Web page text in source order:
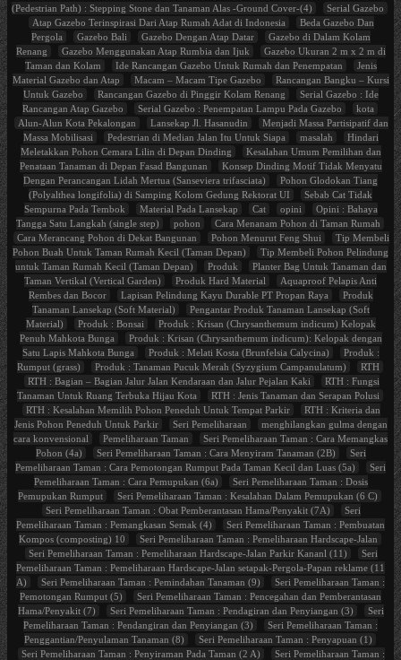
(Pedestrian Path) : Stepping Stone dan Tanaman Alas -Ground Cover-(4)
Serial Gazebo
Atap Gazebo Terinspirasi Dari Atap Rumah Adat di Indonesia
Beda Gazebo Dan
Pergola
Gazebo Bali Gazebo Dengan Atap Datar
Gazebo di Dalam Kolam
Renang
Gazebo Menggunakan Atap Rumbia dan Ijuk
Gazebo Ukuran 2 m x 2 m di
Taman dan Kolam
Ide Rancangan Gazebo Untuk Rumah dan Penempatan
Jenis
Material Gazebo dan Atap
Macam – Macam Tipe Gazebo
Rancangan Bangku – Kursi
Untuk Gazebo
Rancangan Gazebo di Pinggir Kolam Renang
Serial Gazebo : Ide
Rancangan Atap Gazebo
Serial Gazebo : Penempatan Lampu Pada Gazebo
kota
Alun-Alun Kota Pekalongan
Lansekap Jl. Hasanudin
Menjadi Massa Partisipatif dan
Massa Mobilisasi
Pedestrian di Median Jalan Itu Untuk Siapa masalah
Hindari
Meletakkan Pohon Cemara Lilin di Depan Dinding
Kesalahan Umum Pemilihan dan
Penataan Tanaman di Depan Fasad Bangunan
Konsep Dinding Motif Tidak Menyatu
Dengan Perancangan Lidah Mertua (Sanseviera trifasciata)
Pohon Glodokan Tiang
(Polyalthea longifolia) di Samping Kolom Gedung Rektorat UI
Sebab Cat Tidak
Sempurna Pada Tembok
Material Pada Lansekap Cat opini
Opini : Bahaya
Tangga Satu Langkah (single step)
pohon
Cara Menanam Pohon di Taman Rumah
Cara Merancang Pohon di Dekat Bangunan
Pohon Menurut Feng Shui
Tip Membeli
Pohon Buah Untuk Taman Rumah Kecil (Taman Depan)
Tip Membeli Pohon Pelindung
untuk Taman Rumah Kecil (Taman Depan)
Produk
Planter Bag Untuk Tanaman dan
Taman Vertikal (Vertical Garden)
Produk Hard Material
Aquaproof Pelapis Anti
Rembes dan Bocor
Lapisan Pelindung Kayu Durable PT Propan Raya
Produk
Tanaman Lansekap (Soft Material)
Pengantar Produk Tanaman Lansekap (Soft
Material)
Produk : Bonsai
Produk : Krisan (Chrysanthemum indicum) Kelopak
Penuh Mahkota Bunga
Produk : Krisan (Chrysanthemum indicum): Kelopak dengan
Satu Lapis Mahkota Bunga
Produk : Melati Kosta (Brunfelsia Calycina)
Produk :
Rumput (grass)
Produk : Tanaman Pucuk Merah (Syzygium Campanulatum)
RTH
RTH : Bagian – Bagian Jalur Jalan Kendaraan dan Jalur Pejalan Kaki
RTH : Fungsi
Tanaman Untuk Ruang Terbuka Hijau Kota
RTH : Jenis Tanaman dan Serapan Polusi
RTH : Kesalahan Memilih Pohon Peneduh Untuk Tempat Parkir
RTH : Kriteria dan
Jenis Pohon Peneduh Untuk Parkir
Seri Pemeliharaan
menghilangkan gulma dengan
cara konvensional
Pemeliharaan Taman
Seri Pemeliharaan Taman : Cara Memangkas
Pohon (4a)
Seri Pemeliharaan Taman : Cara Menyiram Tanaman (2B)
Seri
Pemeliharaan Taman : Cara Pemotongan Rumput Pada Taman Kecil dan Luas (5a)
Seri
Pemeliharaan Taman : Cara Pemupukan (6a)
Seri Pemeliharaan Taman : Dosis
Pemupukan Rumput
Seri Pemeliharaan Taman : Kesalahan Dalam Pemupukan (6 C)
Seri Pemeliharaan Taman : Obat Pemberantasan Hama/Penyakit (7A)
Seri
Pemeliharaan Taman : Pemangkasan Semak (4)
Seri Pemeliharaan Taman : Pembuatan
Kompos (composting) 10
Seri Pemeliharaan Taman : Pemeliharaan Hardscape-Jalan
Seri Pemeliharaan Taman : Pemeliharaan Hardscape-Jalan Parkir Kananl (11)
Seri
Pemeliharaan Taman : Pemeliharaan Hardscape-Jalan setapak-Pergola-Papan reklame (11
A)
Seri Pemeliharaan Taman : Pemindahan Tanaman (9)
Seri Pemeliharaan Taman :
Pemotongan Rumput (5)
Seri Pemeliharaan Taman : Pencegahan dan Pemberantasan
Hama/Penyakit (7)
Seri Pemeliharaan Taman : Pendagiran dan Penyiangan (3)
Seri
Pemeliharaan Taman : Pendangiran dan Penyiangan (3)
Seri Pemeliharaan Taman :
Penggantian/Penyulaman Tanaman (8)
Seri Pemeliharaan Taman : Penyapuan (1)
Seri Pemeliharaan Taman : Penyiraman Pada Taman (2 A)
Seri Pemeliharaan Taman :